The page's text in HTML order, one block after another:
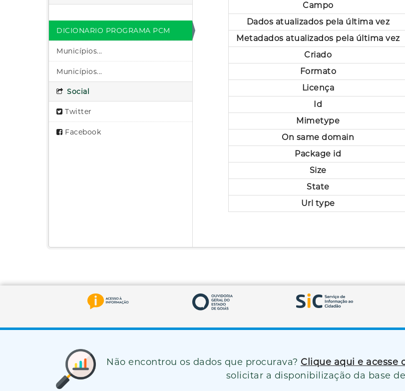
DICIONARIO PROGRAMA PCM
Municípios...
Municípios...
Social
Twitter
Facebook
Campo
Dados atualizados pela última vez
Metadados atualizados pela última vez
Criado
Formato
Licença
Id
Mimetype
On same domain
Package id
Size
State
Url type
Não encontrou os dados que procurava? Clique aqui e acesse
solicitar a disponibilização da base